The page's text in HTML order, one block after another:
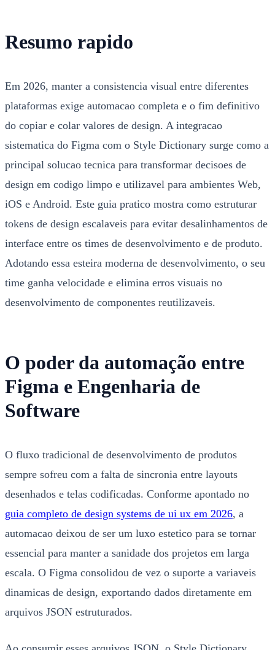
Resumo rapido
Em 2026, manter a consistencia visual entre diferentes
plataformas exige automacao completa e o fim definitivo
do copiar e colar valores de design. A integracao
sistematica do Figma com o Style Dictionary surge como a
principal solucao tecnica para transformar decisoes de
design em codigo limpo e utilizavel para ambientes Web,
iOS e Android. Este guia pratico mostra como estruturar
tokens de design escalaveis para evitar desalinhamentos de
interface entre os times de desenvolvimento e de produto.
Adotando essa esteira moderna de desenvolvimento, o seu
time ganha velocidade e elimina erros visuais no
desenvolvimento de componentes reutilizaveis.
O poder da automação entre
Figma e Engenharia de
Software
O fluxo tradicional de desenvolvimento de produtos
sempre sofreu com a falta de sincronia entre layouts
desenhados e telas codificadas. Conforme apontado no
guia completo de design systems de ui ux em 2026, a
automacao deixou de ser um luxo estetico para se tornar
essencial para manter a sanidade dos projetos em larga
escala. O Figma consolidou de vez o suporte a variaveis
dinamicas de design, exportando dados diretamente em
arquivos JSON estruturados.